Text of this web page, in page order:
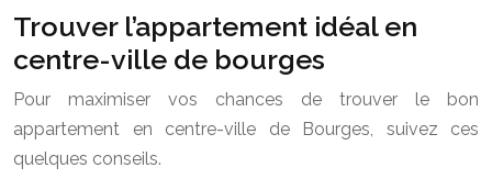
Trouver l’appartement idéal en
centre-ville de bourges
Pour maximiser vos chances de trouver le bon
appartement en centre-ville de Bourges, suivez ces
quelques conseils.